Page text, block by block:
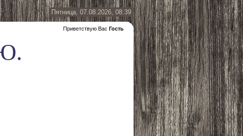
Пятница, 07.08.2026, 08:39
Приветствую Вас Гость